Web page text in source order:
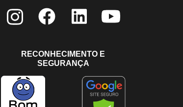
RECONHECIMENTO E
SEGURANÇA